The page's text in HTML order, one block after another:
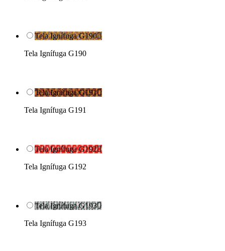
Tela Ignífuga G190
Tela Ignífuga G190
Tela Ignífuga G191
Tela Ignífuga G191
Tela Ignífuga G192
Tela Ignífuga G192
Tela Ignífuga G193
Tela Ignífuga G193